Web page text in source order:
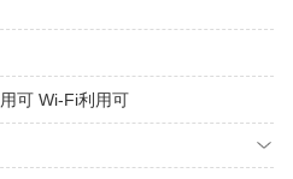
可 Wi-Fi利用可